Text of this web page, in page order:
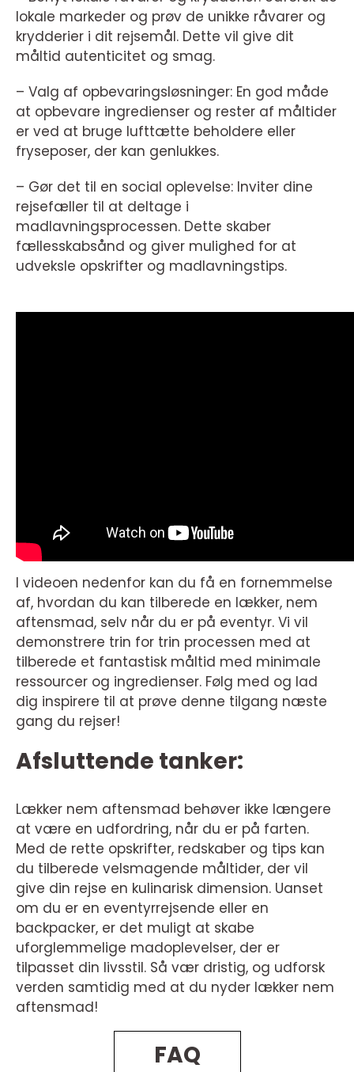
lokale markeder og prøv de unikke råvarer og
krydderier i dit rejsemål. Dette vil give dit
måltid autenticitet og smag.
– Valg af opbevaringsløsninger: En god måde
at opbevare ingredienser og rester af måltider
er ved at bruge lufttætte beholdere eller
fryseposer, der kan genlukkes.
– Gør det til en social oplevelse: Inviter dine
rejsefæller til at deltage i
madlavningsprocessen. Dette skaber
fællesskabsånd og giver mulighed for at
udveksle opskrifter og madlavningstips.
I videoen nedenfor kan du få en fornemmelse
af, hvordan du kan tilberede en lækker, nem
aftensmad, selv når du er på eventyr. Vi vil
demonstrere trin for trin processen med at
tilberede et fantastisk måltid med minimale
ressourcer og ingredienser. Følg med og lad
dig inspirere til at prøve denne tilgang næste
gang du rejser!
Afsluttende tanker:
Lækker nem aftensmad behøver ikke længere
at være en udfordring, når du er på farten.
Med de rette opskrifter, redskaber og tips kan
du tilberede velsmagende måltider, der vil
give din rejse en kulinarisk dimension. Uanset
om du er en eventyrrejsende eller en
backpacker, er det muligt at skabe
uforglemmelige madoplevelser, der er
tilpasset din livsstil. Så vær dristig, og udforsk
verden samtidig med at du nyder lækker nem
aftensmad!
FAQ